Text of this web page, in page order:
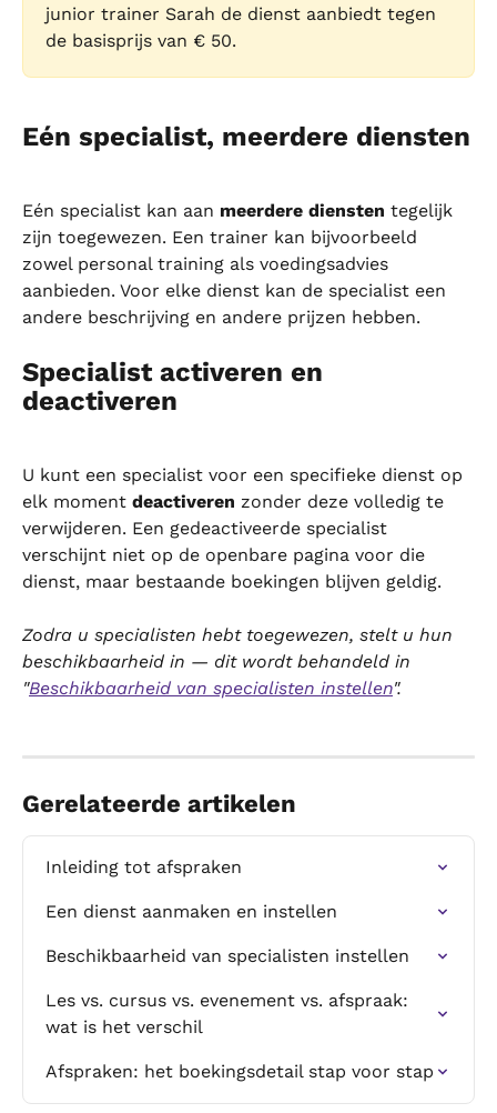
junior trainer Sarah de dienst aanbiedt tegen
de basisprijs van € 50.
Eén specialist, meerdere diensten
Eén specialist kan aan meerdere diensten tegelijk
zijn toegewezen. Een trainer kan bijvoorbeeld
zowel personal training als voedingsadvies
aanbieden. Voor elke dienst kan de specialist een
andere beschrijving en andere prijzen hebben.
Specialist activeren en
deactiveren
U kunt een specialist voor een specifieke dienst op
elk moment deactiveren zonder deze volledig te
verwijderen. Een gedeactiveerde specialist
verschijnt niet op de openbare pagina voor die
dienst, maar bestaande boekingen blijven geldig.
Zodra u specialisten hebt toegewezen, stelt u hun
beschikbaarheid in — dit wordt behandeld in
"Beschikbaarheid van specialisten instellen".
Gerelateerde artikelen
Inleiding tot afspraken
Een dienst aanmaken en instellen
Beschikbaarheid van specialisten instellen
Les vs. cursus vs. evenement vs. afspraak:
wat is het verschil
Afspraken: het boekingsdetail stap voor stap